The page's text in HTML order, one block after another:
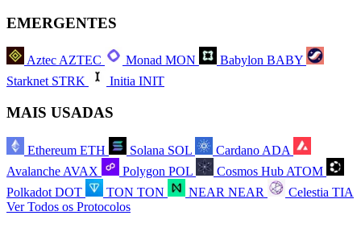
EMERGENTES
AztecAZTEC Monad MON Babylon BABY
Starknet STRK Initia INIT
MAIS USADAS
Ethereum ETH Solana SOL Cardano ADA
Avalanche AVAX Polygon POL Cosmos Hub ATOM
Polkadot DOT TON TON NEAR NEAR Celestia TIA
Ver Todos os Protocolos